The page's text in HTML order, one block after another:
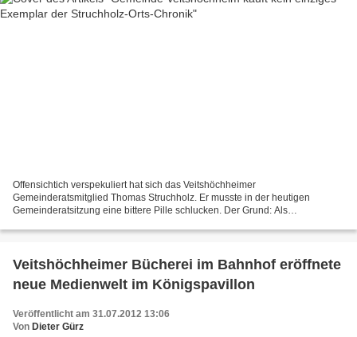
Offensichtich verspekuliert hat sich das Veitshöchheimer
Gemeinderatsmitglied Thomas Struchholz. Er musste in der heutigen
Gemeinderatsitzung eine bittere Pille schlucken. Der Grund: Als
Gemeinde...
Veitshöchheimer Bücherei im Bahnhof eröffnete
neue Medienwelt im Königspavillon
Veröffentlicht am 31.07.2012 13:06
Von Dieter Gürz